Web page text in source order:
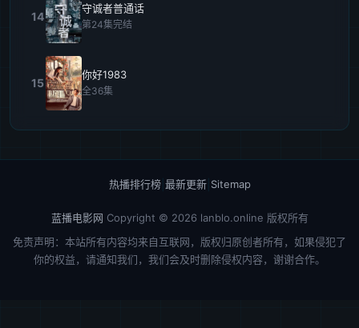
14
守诚者普通话
第24集完结
15
你好1983
全36集
热播排行榜| 最新更新| Sitemap
蓝播电影网 Copyright © 2026 lanblo.online 版权所有
免责声明：本站所有内容均来自互联网，版权归原创者所有，如果侵犯了
你的权益，请通知我们，我们会及时删除侵权内容，谢谢合作。